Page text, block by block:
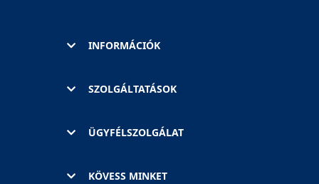
INFORMÁCIÓK
SZOLGÁLTATÁSOK
ÜGYFÉLSZOLGÁLAT
KÖVESS MINKET